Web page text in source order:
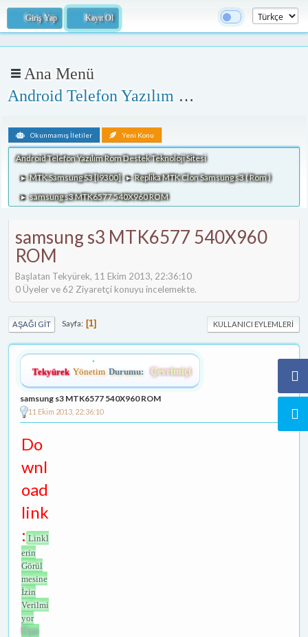
Giriş Yap Kayıt Ol
Ana Menü
Android Telefon Yazılım Rom Destek Teknoloji Sitesi
Okunmamış İletiler Yeni Konu
Android Telefon Yazılım Rom Destek Teknoloji Sitesi
► MTK Samsung S3 [I9300] ► Replika MTK Clon Samsung s3 ( Rom )
► samsung s3 MTK6577 540X960 ROM
samsung s3 MTK6577 540X960
ROM
Başlatan Tekyürek, 11 Ekim 2013, 22:36:10
0 Üyeler ve 62 Ziyaretçi konuyu incelemekte.
AŞAĞI GIT Sayfa 1 KULLANICI EYLEMLERI
Tekyürek Yönetim Durumu: Çevrimiçi
samsung s3 MTK6577 540X960 ROM
11 Ekim 2013, 22:36:10
Do
wnl
oad
link
: Linkl
erin
Görül
mesine
İzin
Verilmi
yor
Üye